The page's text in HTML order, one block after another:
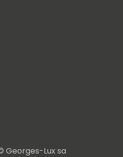
Georges-Lux sa